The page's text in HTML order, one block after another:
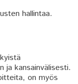
hallintaa.
ja kansainvälisesti.
on myös